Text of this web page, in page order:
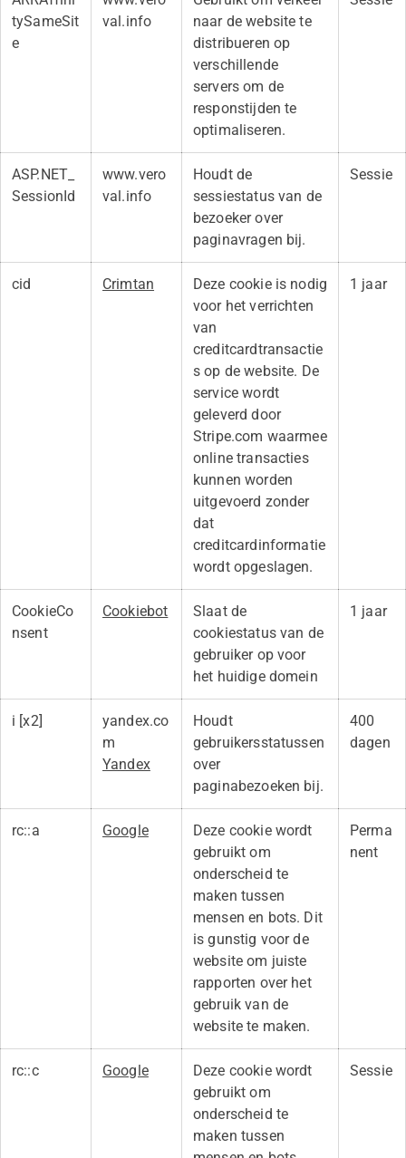
tySameSit
e
val.info
naar de website te
distribueren op
verschillende
servers om de
responstijden te
optimaliseren.
ASP.NET_
SessionId
www.vero
val.info
Houdt de
sessiestatus van de
bezoeker over
paginavragen bij.
Sessie
cid Crimtan
Deze cookie is nodig
voor het verrichten
van
creditcardtransactie
s op de website. De
service wordt
geleverd door
Stripe.com waarmee
online transacties
kunnen worden
uitgevoerd zonder
dat
creditcardinformatie
wordt opgeslagen.
1 jaar
CookieCo
nsent
Cookiebot
Slaat de
cookiestatus van de
gebruiker op voor
het huidige domein
1 jaar
i [x2]
yandex.co
m
Yandex
Houdt
gebruikersstatussen
over
paginabezoeken bij.
400
dagen
rc::a Google
Deze cookie wordt
gebruikt om
onderscheid te
maken tussen
mensen en bots. Dit
is gunstig voor de
website om juiste
rapporten over het
gebruik van de
website te maken.
Perma
nent
rc::c Google
Deze cookie wordt
gebruikt om
onderscheid te
maken tussen
Sessie